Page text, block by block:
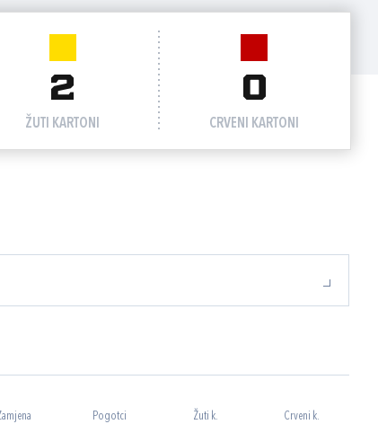
2
ŽUTI KARTONI
0
CRVENI KARTONI
Pogotci Žuti k. Crveni k.